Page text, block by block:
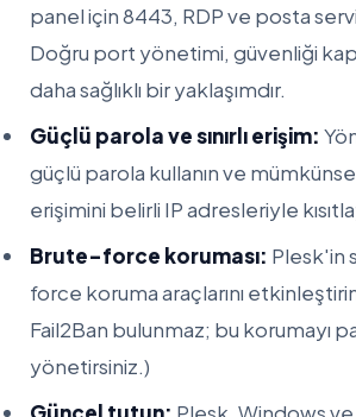
panel için 8443, RDP ve posta
Doğru port yönetimi, güvenliği
daha sağlıklı bir yaklaşımdır.
Güçlü parola ve sınırlı erişim:
güçlü parola kullanın ve
erişimini belirli IP adresleriyle
Brute-force koruması: Plesk'in
force koruma araçlarını
Fail2Ban bulunmaz; bu korumayı
yönetirsiniz.)
Güncel tutun: Plesk, Windows